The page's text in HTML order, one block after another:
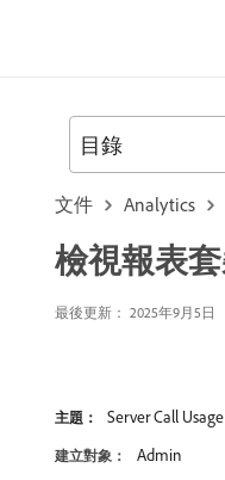
文件 Analytics
檢視報表
最後更新： 2025年9月5日
主題： Server Call Usage
建立對象： Admin
目錄